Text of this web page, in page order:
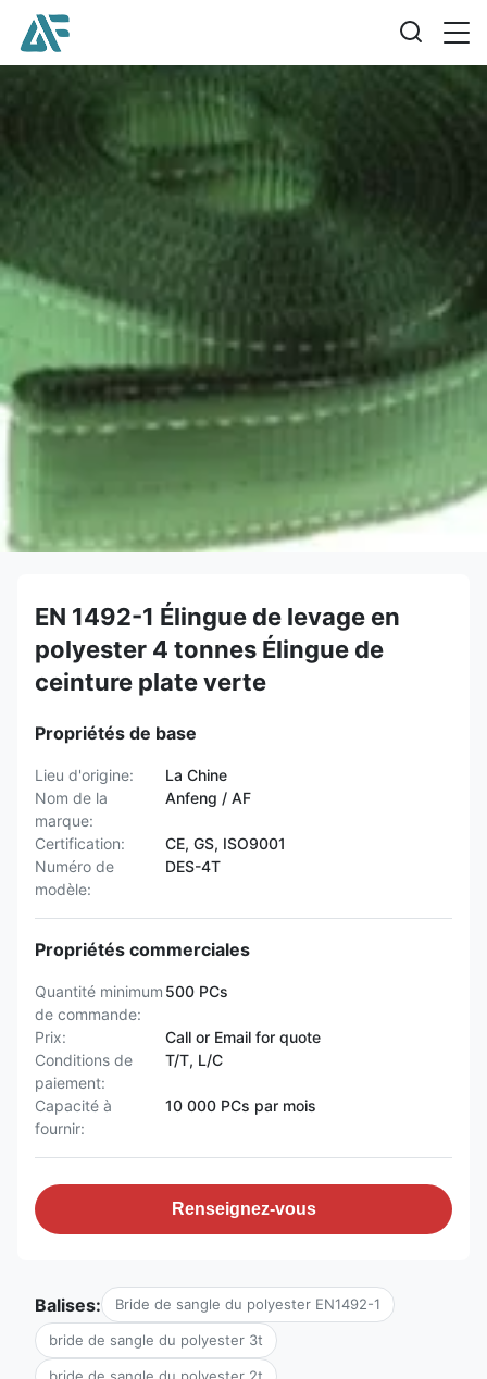
EN 1492-1 Élingue de levage en
polyester 4 tonnes Élingue de
ceinture plate verte
Propriétés de base
Lieu d'origine:
La Chine
Nom de la
marque:
Anfeng / AF
Certification:
CE, GS, ISO9001
Numéro de
modèle:
DES-4T
Propriétés commerciales
Quantité minimum
de commande:
500 PCs
Prix:
Call or Email for quote
Conditions de
paiement:
T/T, L/C
Capacité à
fournir:
10 000 PCs par mois
Renseignez-vous
Balises: Bride de sangle du polyester EN1492-1
bride de sangle du polyester 3t